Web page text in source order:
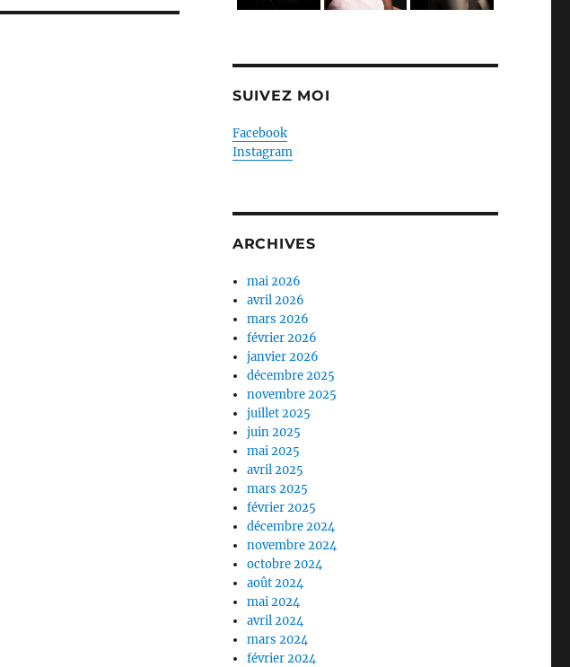
SUIVEZ MOI
Facebook
Instagram
ARCHIVES
mai 2026
avril 2026
mars 2026
février 2026
janvier 2026
décembre 2025
novembre 2025
juillet 2025
juin 2025
mai 2025
avril 2025
mars 2025
février 2025
décembre 2024
novembre 2024
octobre 2024
août 2024
mai 2024
avril 2024
mars 2024
février 2024